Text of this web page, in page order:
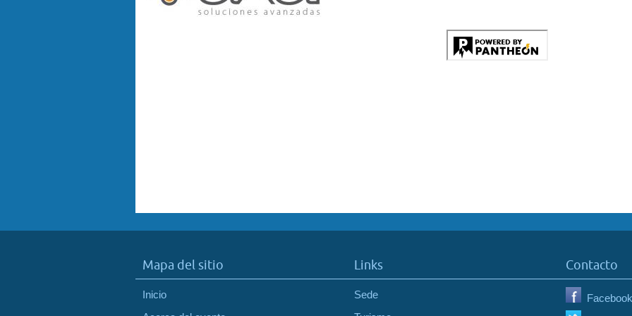
Mapa del sitio
Inicio
Links
Sede
Contacto
Facebook